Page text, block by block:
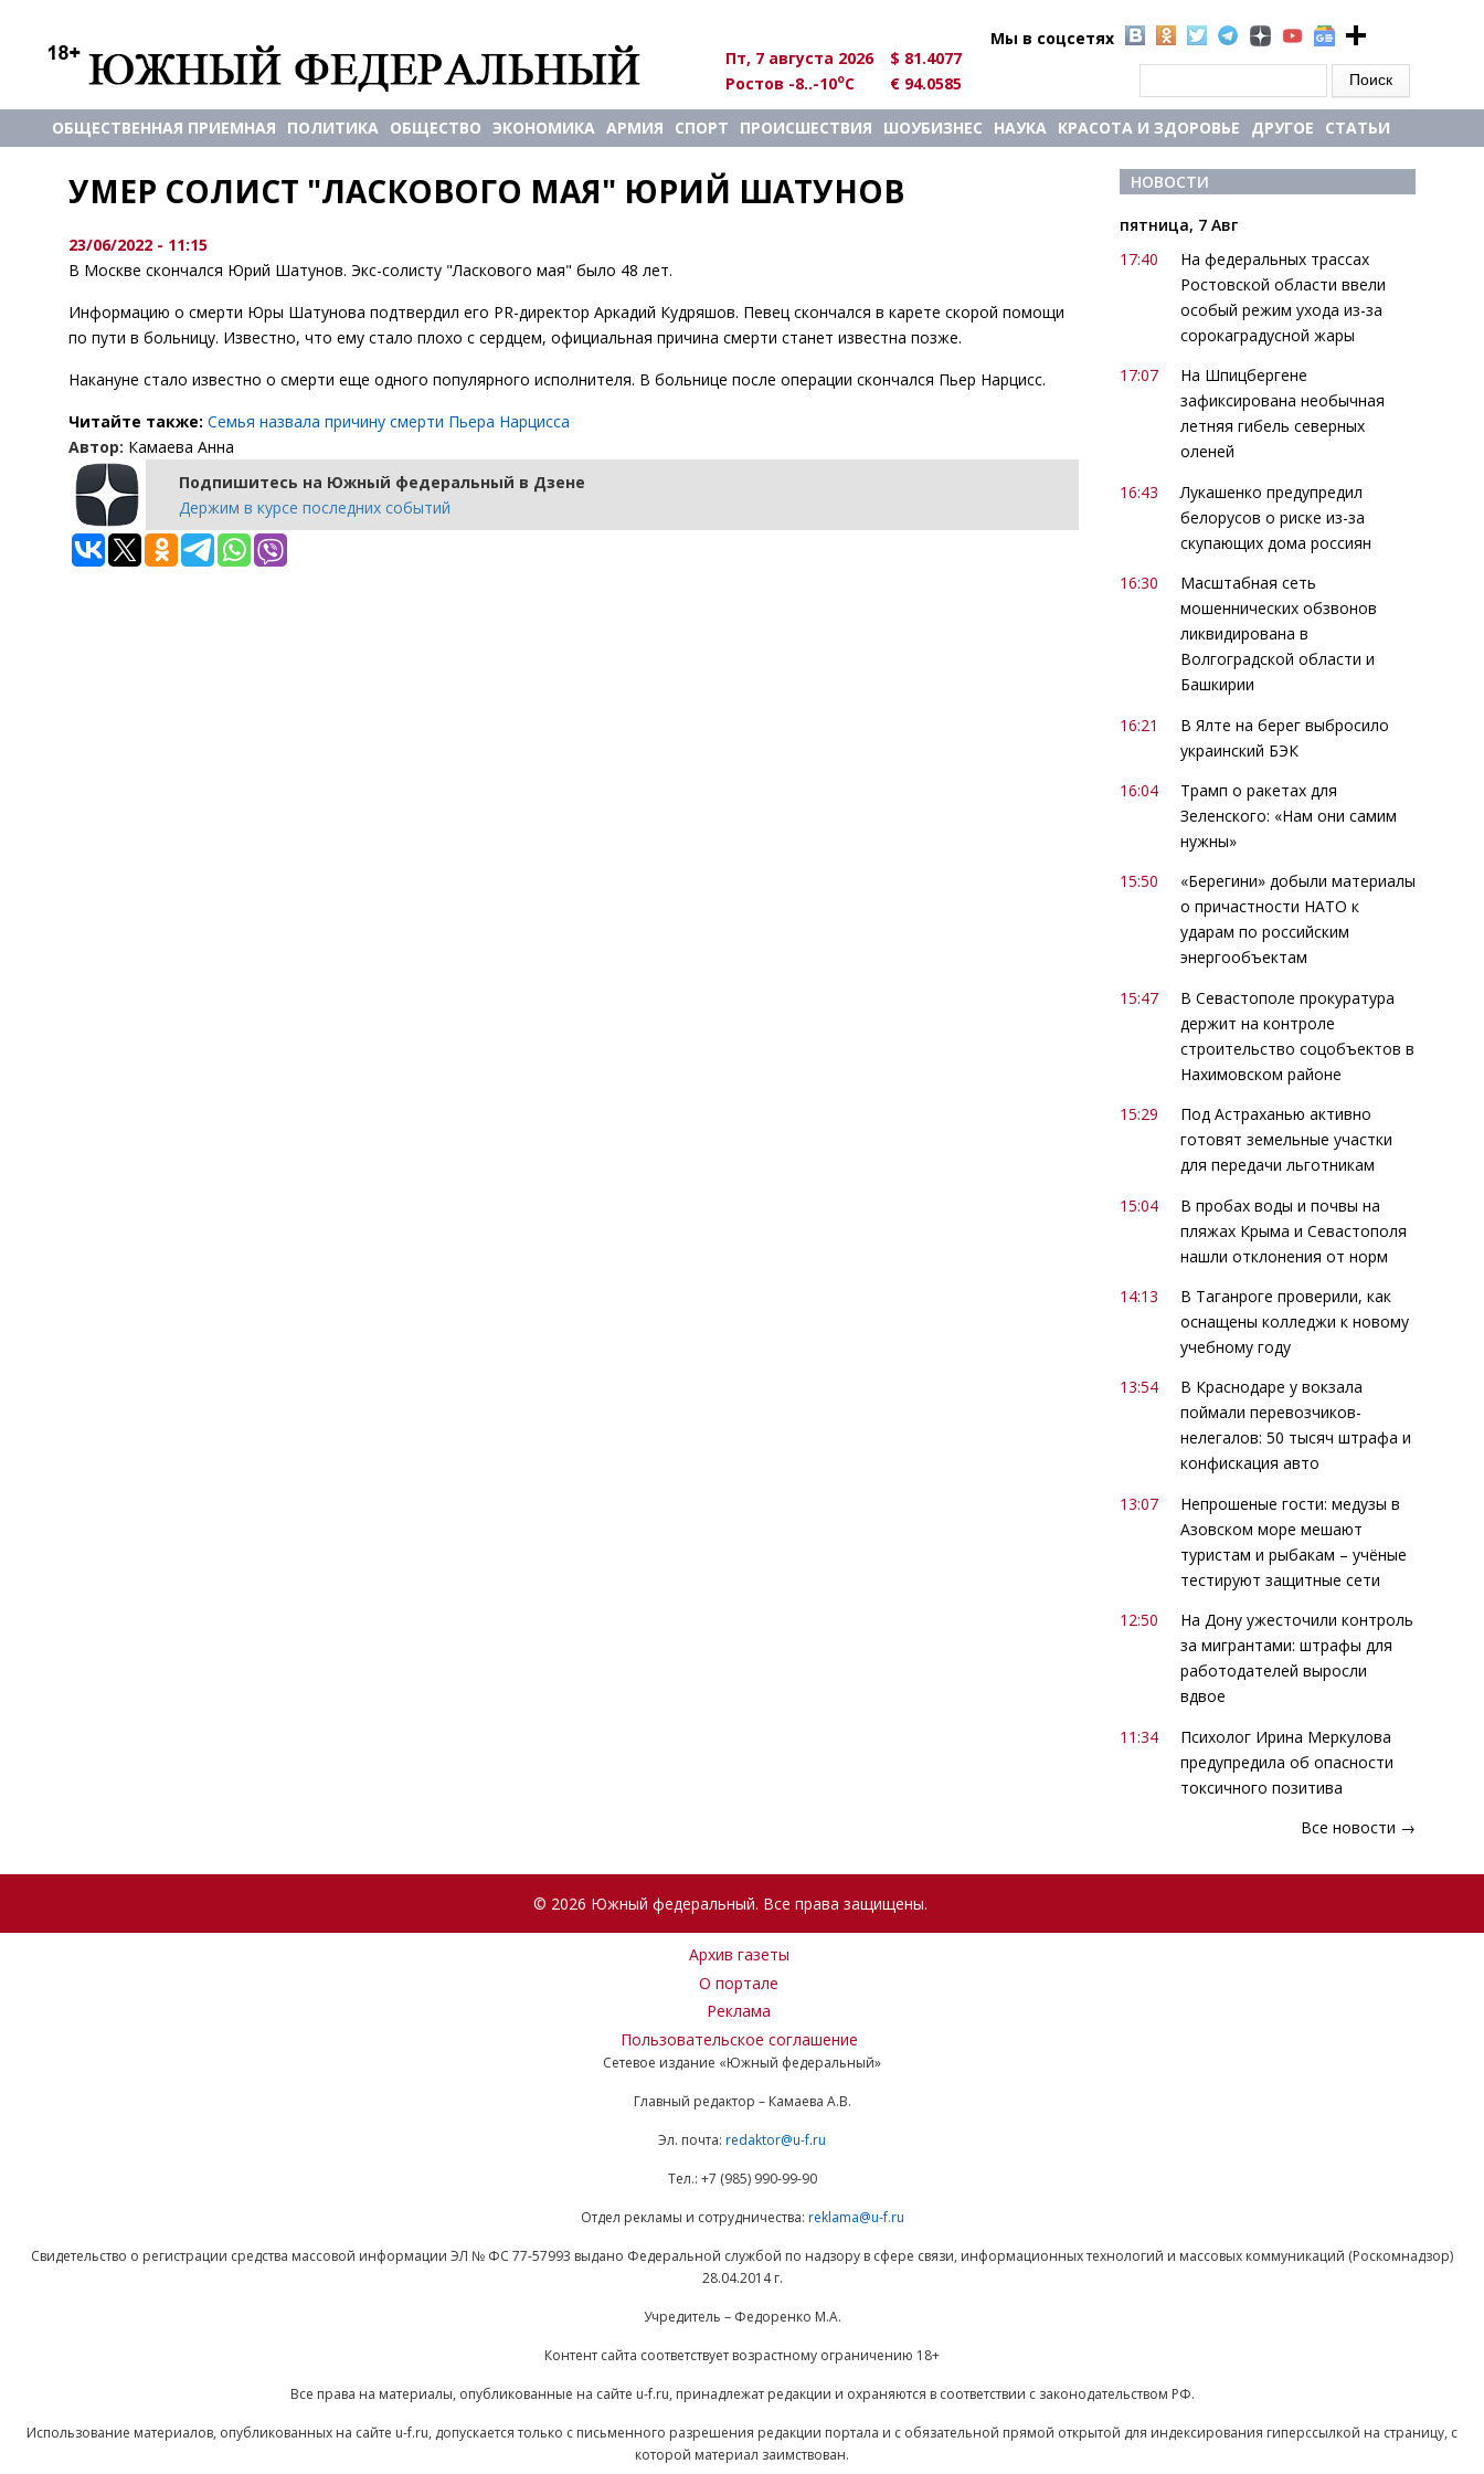
Мы в соцсетях
Пт, 7 августа 2026
$ 81.4077
Ростов -8..-10oC € 94.0585
ОБЩЕСТВЕННАЯ ПРИЕМНАЯ ПОЛИТИКА ОБЩЕСТВО ЭКОНОМИКА АРМИЯ СПОРТ ПРОИСШЕСТВИЯ ШОУБИЗНЕС НАУКА КРАСОТА И ЗДОРОВЬЕ ДРУГОЕ СТАТЬИ
УМЕР СОЛИСТ "ЛАСКОВОГО МАЯ" ЮРИЙ ШАТУНОВ
23/06/2022 - 11:15
В Москве скончался Юрий Шатунов. Экс-солисту "Ласкового мая" было 48 лет.
Информацию о смерти Юры Шатунова подтвердил его PR-директор Аркадий Кудряшов. Певец скончался в карете скорой помощи
по пути в больницу. Известно, что ему стало плохо с сердцем, официальная причина смерти станет известна позже.
Накануне стало известно о смерти еще одного популярного исполнителя. В больнице после операции скончался Пьер Нарцисс.
Читайте также: Семья назвала причину смерти Пьера Нарцисса
Автор: Камаева Анна
Подпишитесь на Южный федеральный в Дзене
Держим в курсе последних событий
НОВОСТИ
пятница, 7 Авг
17:40
На федеральных трассах
Ростовской области ввели
особый режим ухода из-за
сорокаградусной жары
17:07
На Шпицбергене
зафиксирована необычная
летняя гибель северных
оленей
16:43
Лукашенко предупредил
белорусов о риске из-за
скупающих дома россиян
16:30
Масштабная сеть
мошеннических обзвонов
ликвидирована в
Волгоградской области и
Башкирии
16:21
В Ялте на берег выбросило
украинский БЭК
16:04
Трамп о ракетах для
Зеленского: «Нам они самим
нужны»
15:50
«Берегини» добыли материалы
о причастности НАТО к
ударам по российским
энергообъектам
15:47
В Севастополе прокуратура
держит на контроле
строительство соцобъектов в
Нахимовском районе
15:29
Под Астраханью активно
готовят земельные участки
для передачи льготникам
15:04
В пробах воды и почвы на
пляжах Крыма и Севастополя
нашли отклонения от норм
14:13
В Таганроге проверили, как
оснащены колледжи к новому
учебному году
13:54
В Краснодаре у вокзала
поймали перевозчиков-
нелегалов: 50 тысяч штрафа и
конфискация авто
13:07
Непрошеные гости: медузы в
Азовском море мешают
туристам и рыбакам – учёные
тестируют защитные сети
12:50
На Дону ужесточили контроль
за мигрантами: штрафы для
работодателей выросли
вдвое
11:34
Психолог Ирина Меркулова
предупредила об опасности
токсичного позитива
Все новости →
© 2026 Южный федеральный. Все права защищены.
Архив газеты
О портале
Реклама
Пользовательское соглашение
Сетевое издание «Южный федеральный»
Главный редактор – Камаева А.В.
Эл. почта: redaktor@u-f.ru
Тел.: +7 (985) 990-99-90
Отдел рекламы и сотрудничества: reklama@u-f.ru
Свидетельство о регистрации средства массовой информации ЭЛ № ФС 77-57993 выдано Федеральной службой по надзору в сфере связи, информационных технологий и массовых коммуникаций (Роскомнадзор)
28.04.2014 г.
Учредитель – Федоренко М.А.
Контент сайта соответствует возрастному ограничению 18+
Все права на материалы, опубликованные на сайте u-f.ru, принадлежат редакции и охраняются в соответствии с законодательством РФ.
Использование материалов, опубликованных на сайте u-f.ru, допускается только с письменного разрешения редакции портала и с обязательной прямой открытой для индексирования гиперссылкой на страницу, с
которой материал заимствован.